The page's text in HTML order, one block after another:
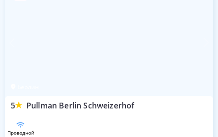
5 Pullman Berlin Schweizerhof
проводной